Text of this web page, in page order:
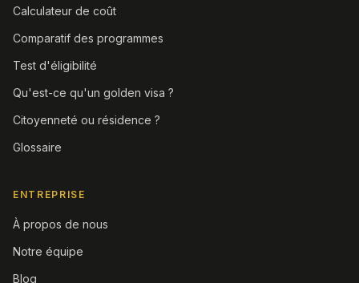
Calculateur de coût
Comparatif des programmes
Test d'éligibilité
Qu'est-ce qu'un golden visa ?
Citoyenneté ou résidence ?
Glossaire
ENTREPRISE
À propos de nous
Notre équipe
Blog